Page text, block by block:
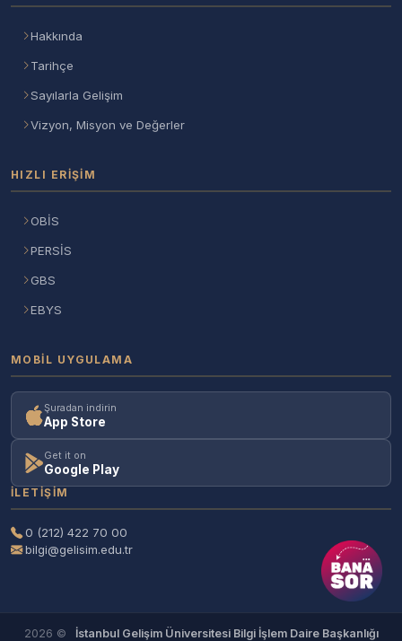
Hakkında
Tarihçe
Sayılarla Gelişim
Vizyon, Misyon ve Değerler
HIZLI ERIŞIM
OBİS
PERSİS
GBS
EBYS
MOBIL UYGULAMA
Şuradan indirin
App Store
Get it on
Google Play
İLETIŞIM
0 (212) 422 70 00
bilgi@gelisim.edu.tr
2026 © İstanbul Gelişim Üniversitesi Bilgi İşlem Daire Başkanlığı